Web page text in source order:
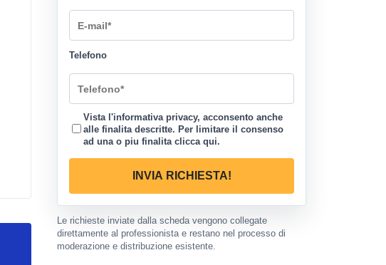
Telefono
Vista l'informativa privacy, acconsento anche
alle finalita descritte. Per limitare il consenso
ad una o piu finalita clicca qui.
INVIA RICHIESTA!
Le richieste inviate dalla scheda vengono collegate
direttamente al professionista e restano nel processo di
moderazione e distribuzione esistente.